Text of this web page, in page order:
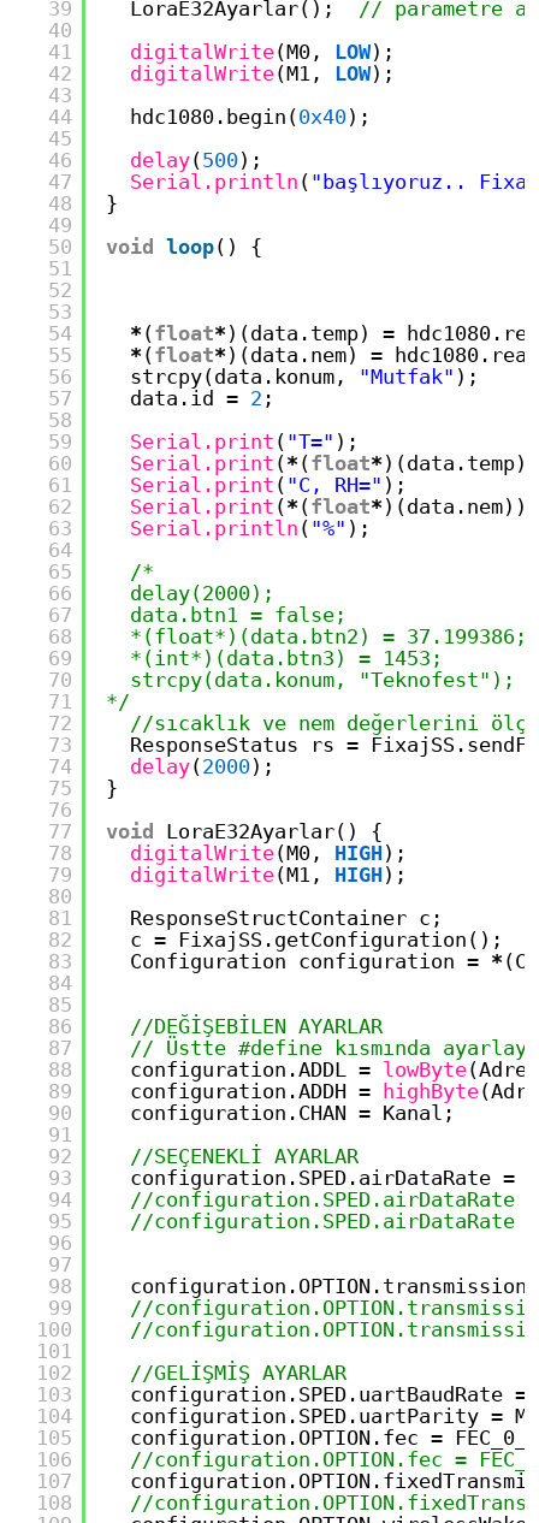
39
40
41
42
43
44
45
46
47
48
49
50
51
52
53
54
55
56
57
58
59
60
61
62
63
64
65
66
67
68
69
70
71
72
73
74
75
76
77
78
79
80
81
82
83
84
85
86
87
88
89
90
91
92
93
94
95
96
97
98
99
100
101
102
103
104
105
106
107
108
LoraE32Ayarlar();
// parametre
digitalWrite(M0, LOW);
digitalWrite(M1, LOW);
hdc1080.begin(0x40);
delay(500);
Serial.println ( "başlıyoruz..
}
void loop() {
* (float* )(data.temp) =
* (float* )(data.nem) =
strcpy(data.konum,
"Mutfak" );
data.id = 2 ;
Serial.print ( "T=" );
Serial.print (* (float*
Serial.print ( "C, RH=" );
Serial.print (* (float* )(data.nem));
Serial.println ( "%" );
/*
delay(2000);
data.btn1 = false;
*(float*)(data.btn2) = 37.199386;
*(int*)(data.btn3) = 1453;
strcpy(data.konum, "Teknofest");
*/
//sıcaklık ve nem değerlerini
ResponseStatus rs =
delay(2000);
}
void LoraE32Ayarlar() {
digitalWrite(M0, HIGH);
digitalWrite(M1, HIGH);
ResponseStructContainer c;
c =
FixajSS.getConfiguration();
Configuration configuration = *
//DEĞİŞEBİLEN AYARLAR
// Üstte #define kısmında
configuration.ADDL = lowByte
configuration.ADDH = highByte
configuration.CHAN = Kanal;
//SEÇENEKLİ AYARLAR
configuration.SPED.airDataRate =
//configuration.SPED.airDataRate =
//configuration.SPED.airDataRate =
//
//
//GELİŞMİŞ AYARLAR
configuration.SPED.uartBaudRate =
configuration.SPED.uartParity =
configuration.OPTION.fec =
//configuration.OPTION.fec =
//